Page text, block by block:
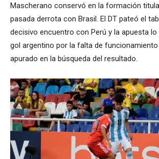
Mascherano conservó en la formación
pasada derrota con Brasil. El DT pateó el
decisivo encuentro con Perú y la apuesta lo
gol argentino por la falta de funcionamiento
apurado en la búsqueda del resultado.